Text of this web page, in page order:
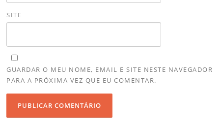
SITE
GUARDAR O MEU NOME, EMAIL E SITE NESTE NAVEGADOR
PARA A PRÓXIMA VEZ QUE EU COMENTAR.